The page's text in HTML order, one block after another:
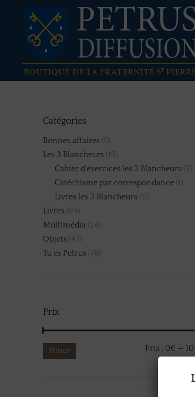
Catégories
Bonnes affaires (5)
Les 3 Blancheurs (19)
Cahier d'exercices les 3 Blancheurs (7)
Catéchisme par correspondance (1)
Livres les 3 Blancheurs (11)
Livres (99)
Multimédia (24)
Objets (43)
Tu es Petrus (78)
Prix
Filtrer Prix : 0€ —